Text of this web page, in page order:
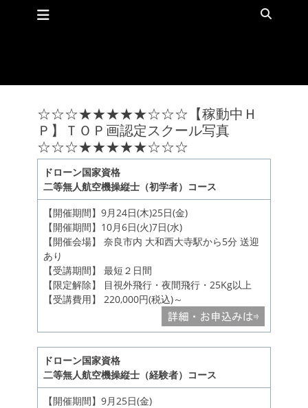
メインメニュー
☆☆☆★★★★★☆☆☆【稼動中Ｈ
Ｐ】ＴＯＰ画認定スクール写真
☆☆☆★★★★★☆☆☆
ドローン国家資格
二等無人航空機操縦士（初学者）コース
【開催期間】9月24日(木)25日(金)
【開催期間】10月6日(火)7日(水)
【開催会場】 奈良市内 大和西大寺駅から5分 送迎
あり
【受講期間】 最短２日間
【限定解除】 目視外飛行・夜間飛行・25Kg以上
【受講費用】 220,000円(税込)～
ドローン国家資格
二等無人航空機操縦士（経験者）コース
【開催期間】9月25日(金)